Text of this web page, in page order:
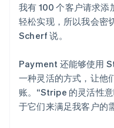
我有 100 个客户请求添
轻松实现，所以我会密
Scherf 说。
Payment 还能够使用
一种灵活的方式，让他
账。“Stripe 的灵活性
于它们来满足我客户的